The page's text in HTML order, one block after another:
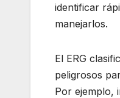
identificar
manejarlos.
El ERG
peligrosos
Por ejemplo,